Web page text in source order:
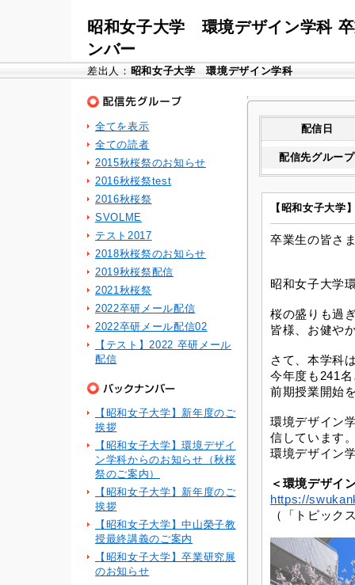
昭和女子大学 環境デザイン学科
ンバー
差出人： 昭和女子大学 環境デザイン学科
配信日
配信先グループ
【昭和女子大学
卒業生の皆さ
昭和女子大学
桜の盛りも過
皆様、お健や
さて、本学科
今年度も241
前期授業開始
環境デザイン
信しています
環境デザイン
＜環境デザイ
https://
（「トピック
全てを表示
全ての読者
2015秋桜祭のお知らせ
2016秋桜祭test
2016秋桜祭
SVOLME
テスト2017
2018秋桜祭のお知らせ
2019秋桜祭配信
2021秋桜祭
2022卒研メール配信
2022卒研メール配信02
【テスト】2022 卒研メール
配信
【昭和女子大学】新年度のご
挨拶
【昭和女子大学】環境デザイ
ン学科からのお知らせ（秋桜
祭のご案内）
【昭和女子大学】新年度のご
挨拶
【昭和女子大学】中山榮子教
授最終講義のご案内
【昭和女子大学】卒業研究展
のお知らせ